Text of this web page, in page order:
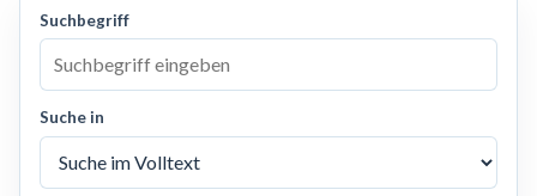
Suchbegriff
Suche in